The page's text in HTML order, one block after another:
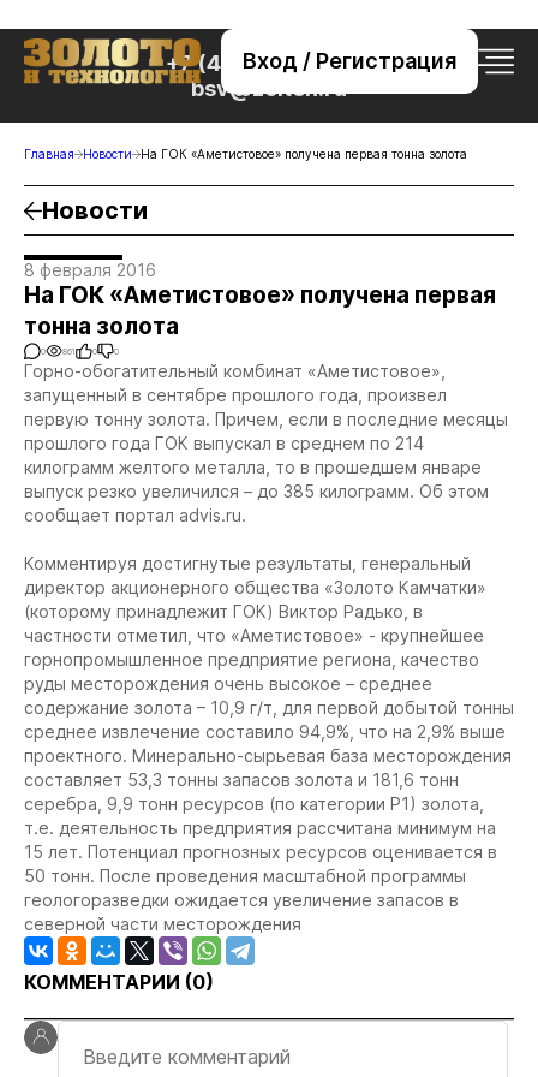
Вход / Регистрация
+7 (495) 221-76-32
bsv@zolteh.ru
Главная Новости На ГОК «Аметистовое» получена первая тонна золота
Новости
8 февраля 2016
На ГОК «Аметистовое» получена первая
тонна золота
0 861 0 0
Горно-обогатительный комбинат «Аметистовое»,
запущенный в сентябре прошлого года, произвел
первую тонну золота. Причем, если в последние месяцы
прошлого года ГОК выпускал в среднем по 214
килограмм желтого металла, то в прошедшем январе
выпуск резко увеличился – до 385 килограмм. Об этом
сообщает портал advis.ru.
Комментируя достигнутые результаты, генеральный
директор акционерного общества «Золото Камчатки»
(которому принадлежит ГОК) Виктор Радько, в
частности отметил, что «Аметистовое» - крупнейшее
горнопромышленное предприятие региона, качество
руды месторождения очень высокое – среднее
содержание золота – 10,9 г/т, для первой добытой тонны
среднее извлечение составило 94,9%, что на 2,9% выше
проектного. Минерально-сырьевая база месторождения
составляет 53,3 тонны запасов золота и 181,6 тонн
серебра, 9,9 тонн ресурсов (по категории Р1) золота,
т.е. деятельность предприятия рассчитана минимум на
15 лет. Потенциал прогнозных ресурсов оценивается в
50 тонн. После проведения масштабной программы
геологоразведки ожидается увеличение запасов в
северной части месторождения
КОММЕНТАРИИ (0)